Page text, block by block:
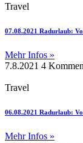
Travel
07.08.2021 Radurlaub:
Mehr Infos »
7.8.2021 4
Travel
06.08.2021 Radurlaub:
Mehr Infos »